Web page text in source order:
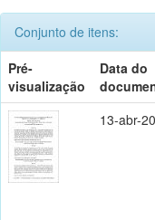
Conjunto de itens:
Pré-
visualização
Data do
13-abr-